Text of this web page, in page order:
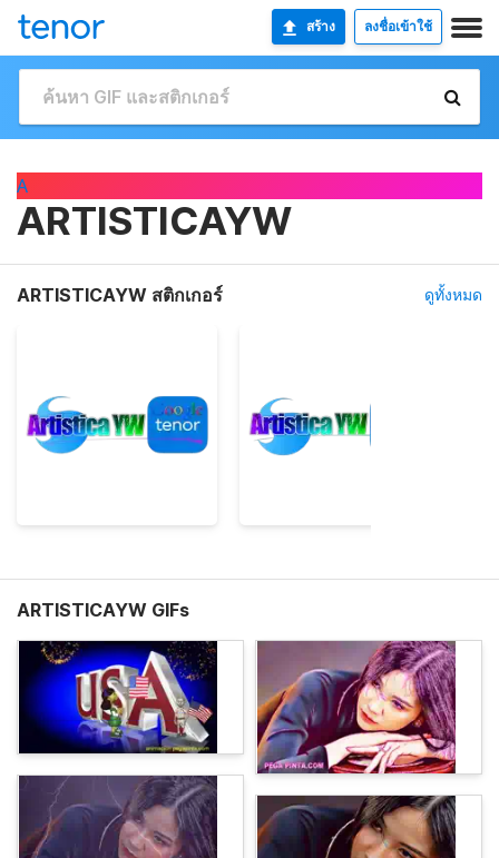
สร้าง ลงชื่อเข้าใช้
A
ARTISTICAYW
ARTISTICAYW สติกเกอร์ ดูทั้งหมด
ARTISTICAYW GIFs